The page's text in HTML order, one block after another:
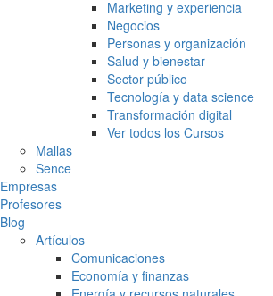
Marketing y experiencia
Negocios
Personas y organización
Salud y bienestar
Sector público
Tecnología y data science
Transformación digital
Ver todos los Cursos
Mallas
Sence
Empresas
Profesores
Blog
Artículos
Comunicaciones
Economía y finanzas